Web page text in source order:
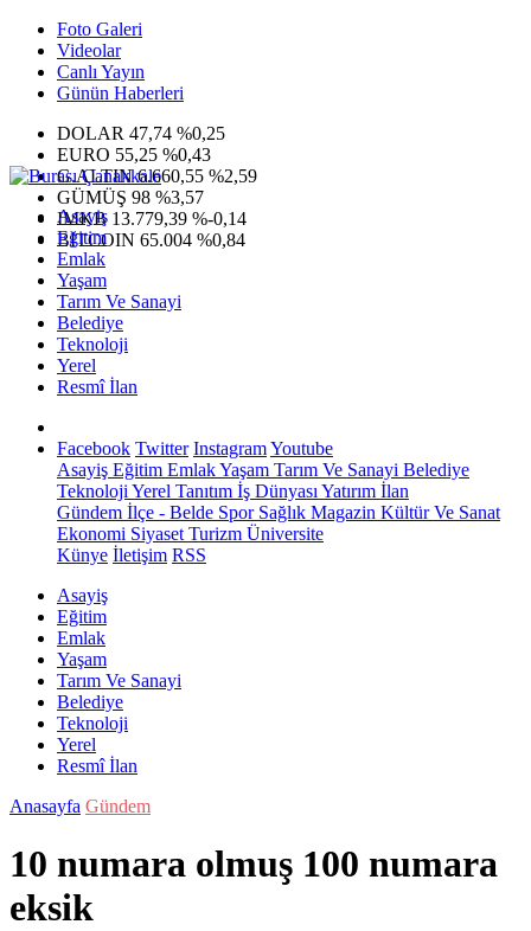
Foto Galeri
Videolar
Canlı Yayın
Günün Haberleri
DOLAR 47,74 %0,25
EURO 55,25 %0,43
G.ALTIN6.660,55 %2,59
GÜMÜŞ 98 %3,57
IMKB 13.779,39 %-0,14
BITCOIN 65.004 %0,84
Asayiş
Eğitim
Emlak
Yaşam
Tarım Ve Sanayi
Belediye
Teknoloji
Yerel
Resmî İlan
Facebook Twitter InstagramYoutube
Asayiş Eğitim EmlakYaşam Tarım Ve Sanayi Belediye
Teknoloji Yerel Tanıtım İş Dünyası Yatırım İlan
Gündem İlçe - Belde SporSağlık Magazin Kültür Ve Sanat
Ekonomi Siyaset Turizm Üniversite
Künye İletişim RSS
Asayiş
Eğitim
Emlak
Yaşam
Tarım Ve Sanayi
Belediye
Teknoloji
Yerel
Resmî İlan
Anasayfa Gündem
10 numara olmuş 100 numara
eksik